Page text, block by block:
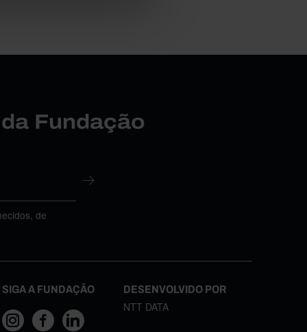
Fundação
de
SIGA A FUNDAÇÃO DESENVOLVIDO POR
NTT DATA